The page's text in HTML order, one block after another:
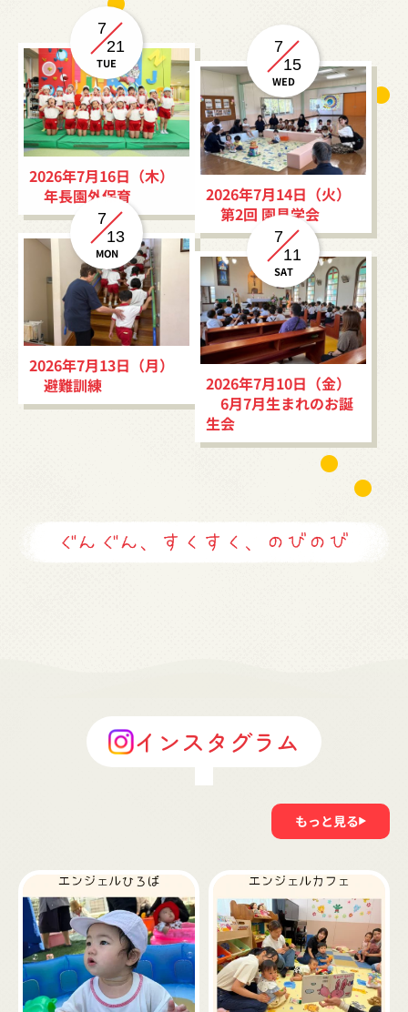
7
21
TUE
2026年7月16日（木）
年長園外保育
7
15
WED
2026年7月14日（火）
第2回 園見学会
7
13
MON
2026年7月13日（月）
避難訓練
7
11
SAT
2026年7月10日（金）
6月7月生まれのお誕
生会
インスタグラム
もっと見る